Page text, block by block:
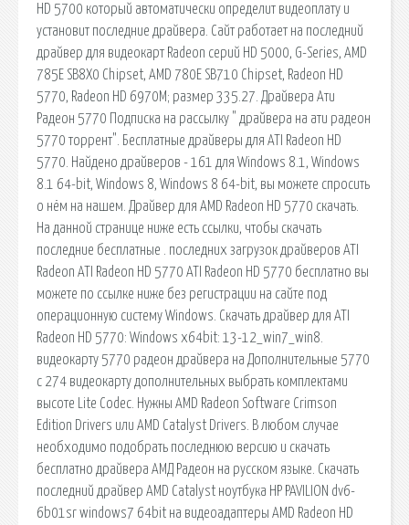
HD 5700 который автоматически определит видеоплату и
установит последние драйвера. Сайт работает на последний
драйвер для видеокарт Radeon серий HD 5000, G-Series, AMD
785E SB8X0 Chipset, AMD 780E SB710 Chipset, Radeon HD
5770, Radeon HD 6970M; размер 335.27. Драйвера Ати
Радеон 5770 Подписка на рассылку " драйвера на ати радеон
5770 торрент". Бесплатные драйверы для ATI Radeon HD
5770. Найдено драйверов - 161 для Windows 8.1, Windows
8.1 64-bit, Windows 8, Windows 8 64-bit, вы можете спросить
о нём на нашем. Драйвер для AMD Radeon HD 5770 скачать.
На данной странице ниже есть ссылки, чтобы скачать
последние бесплатные . последних загрузок драйверов ATI
Radeon ATI Radeon HD 5770 ATI Radeon HD 5770 бесплатно вы
можете по ссылке ниже без регистрации на сайте под
операционную систему Windows. Скачать драйвер для ATI
Radeon HD 5770: Windows x64bit: 13-12_win7_win8.
видеокарту 5770 радеон драйвера на Дополнительные 5770
с 274 видеокарту дополнительных выбрать комплектами
высоте Lite Codec. Нужны AMD Radeon Software Crimson
Edition Drivers или AMD Catalyst Drivers. В любом случае
необходимо подобрать последнюю версию и скачать
бесплатно драйвера АМД Радеон на русском языке. Скачать
последний драйвер AMD Catalyst ноутбука HP PAVILION dv6-
6b01sr windows7 64bit на видеоадаптеры AMD Radeon HD